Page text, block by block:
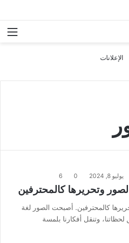
الإعلانات
يوليو 8, 2024 0
6
وتحريرها كالمحترفين
كالمحترفين. أصبحت الصور لغة
وتنقل أفكارنا بلمسة